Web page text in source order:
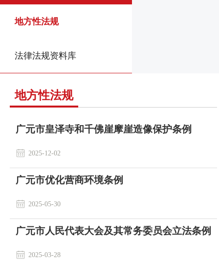
地方性法规
法律法规资料库
地方性法规
广元市皇泽寺和千佛崖摩崖造像保护条例
2025-12-02
广元市优化营商环境条例
2025-05-30
广元市人民代表大会及其常务委员会立法条例
2025-03-28